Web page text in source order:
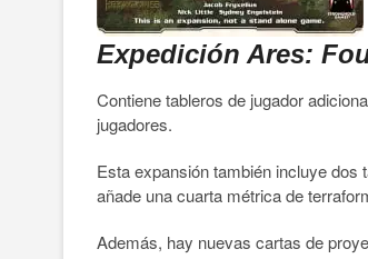
Expedición Ares:
Contiene tableros de jugador
jugadores.
Esta expansión también incluye dos
añade una cuarta métrica de
Además, hay nuevas cartas de